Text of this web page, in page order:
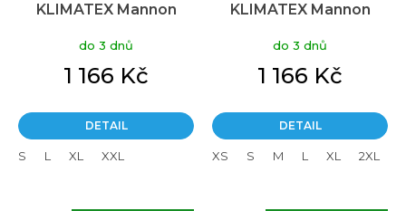
KLIMATEX Mannon
do 3 dnů
1 166 Kč
DETAIL
S L XL XXL
KLIMATEX Mannon
do 3 dnů
1 166 Kč
DETAIL
XS S M L XL 2XL